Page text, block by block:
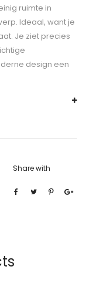
ruimte in
Ideaal, want je
Je ziet precies
design een
Share with